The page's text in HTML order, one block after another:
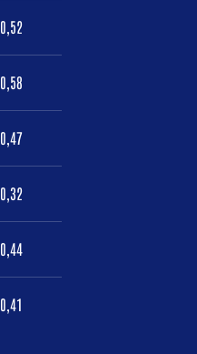
0,52
0,58
0,47
0,32
0,44
0,41